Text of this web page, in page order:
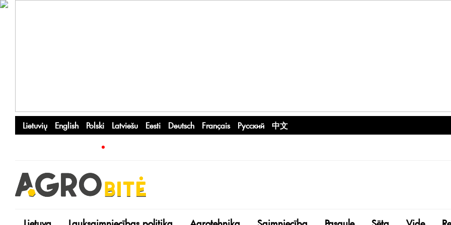
Lietuvių English Polski Latviešu Eesti Deutsch Français Русский 中文